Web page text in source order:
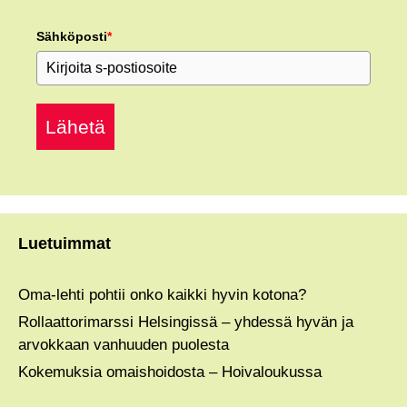
Sähköposti*
Lähetä
Luetuimmat
Oma-lehti pohtii onko kaikki hyvin kotona?
Rollaattorimarssi Helsingissä – yhdessä hyvän ja
arvokkaan vanhuuden puolesta
Kokemuksia omaishoidosta – Hoivaloukussa